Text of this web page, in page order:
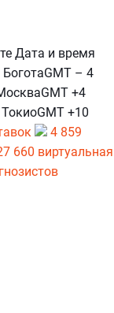
Дата и время
– 4
+4
+10
4 859
660 виртуальная